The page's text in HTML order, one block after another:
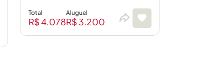
Total
R$ 4.078
Aluguel
R$ 3.200